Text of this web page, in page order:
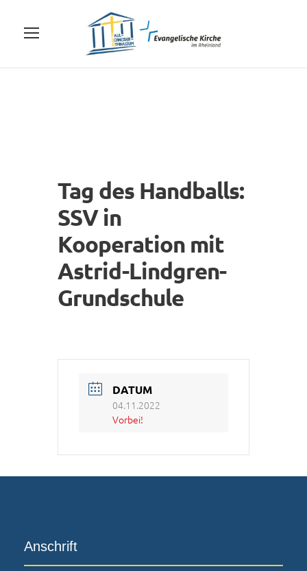
Tag des Handballs:
SSV in
Kooperation mit
Astrid-Lindgren-
Grundschule
DATUM
04.11.2022
Vorbei!
Anschrift